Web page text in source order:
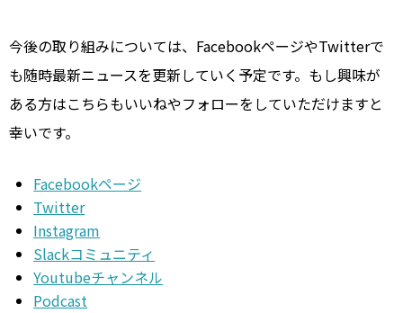
今後の取り組みについては、FacebookページやTwitterで
も随時最新ニュースを更新していく予定です。もし興味が
ある方はこちらもいいねやフォローをしていただけますと
幸いです。
Facebookページ
Twitter
Instagram
Slackコミュニティ
Youtubeチャンネル
Podcast